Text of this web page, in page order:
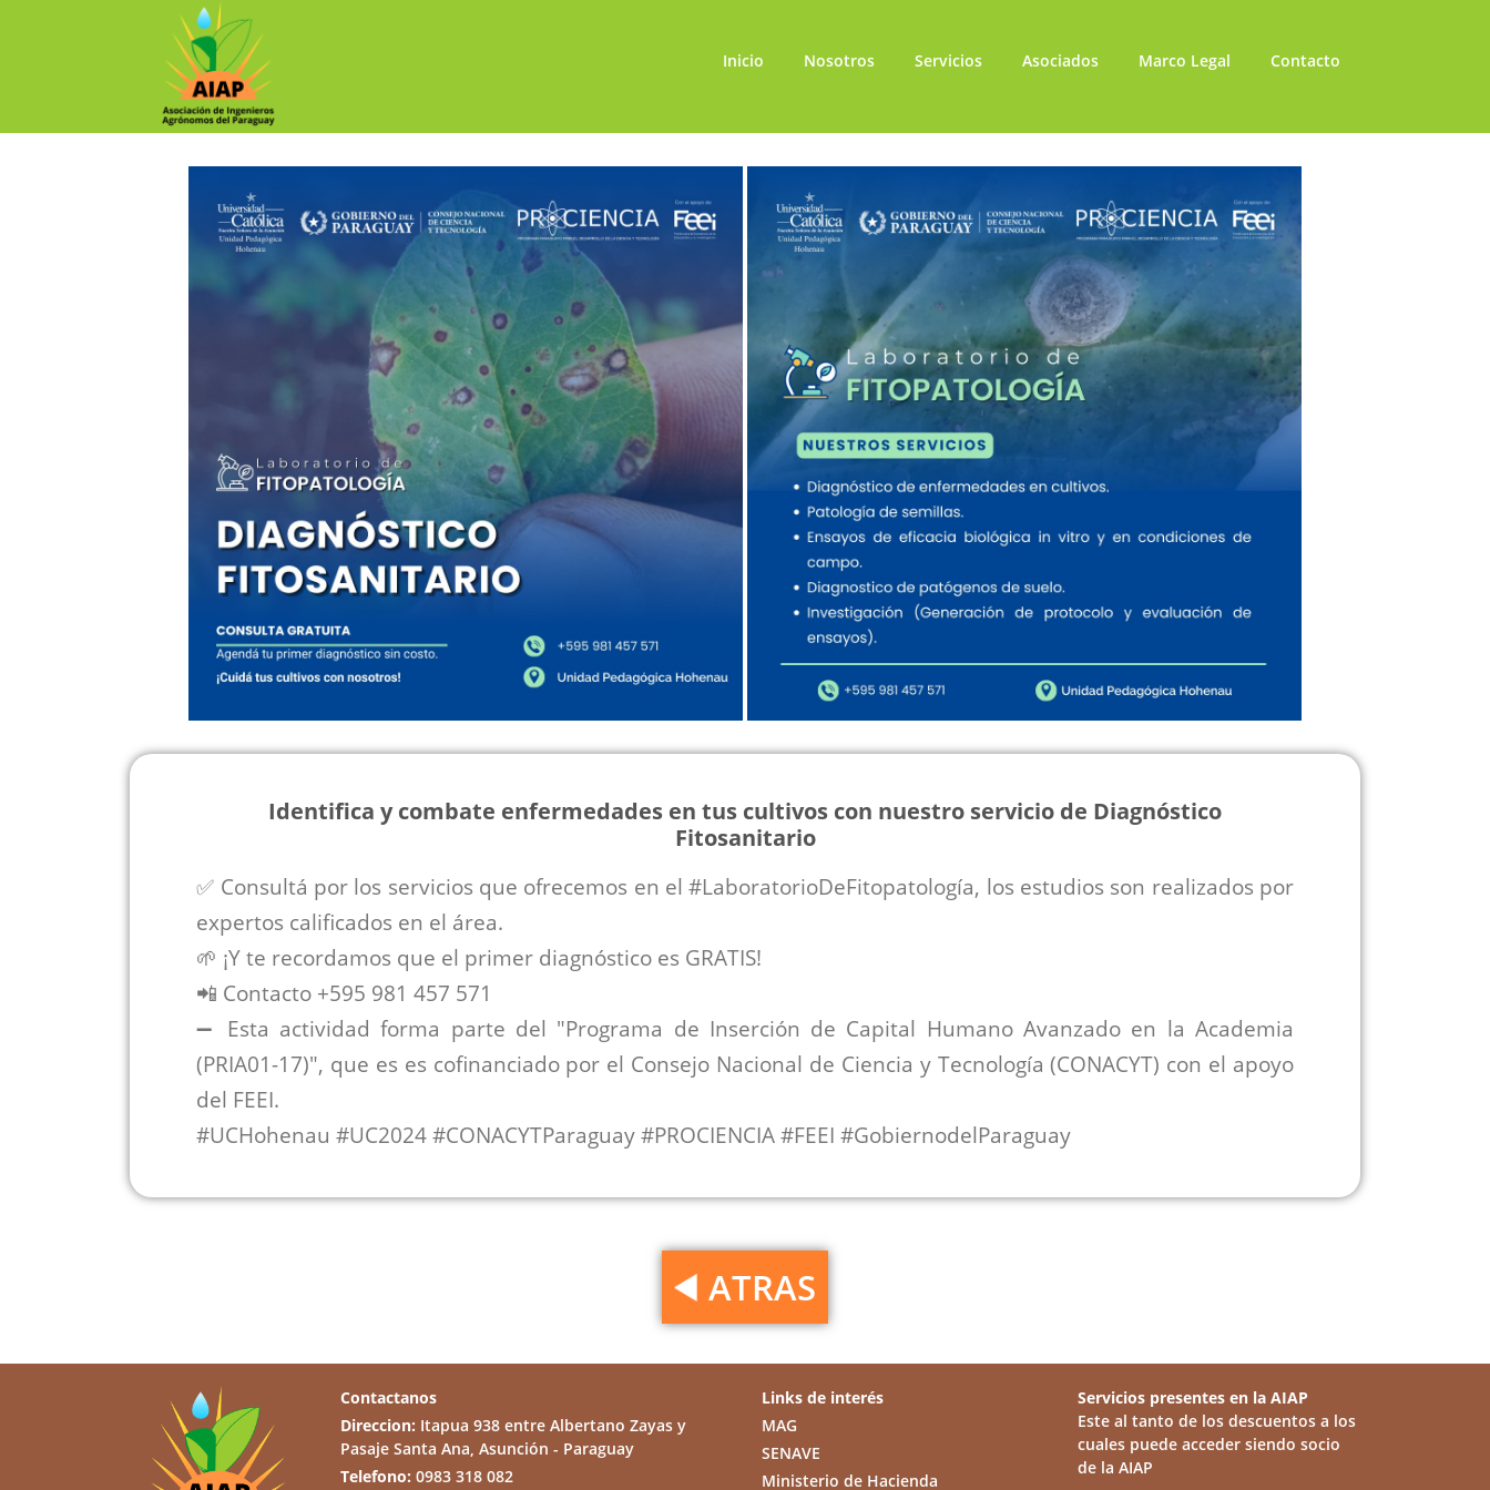
Inicio Nosotros Servicios Asociados Marco Legal Contacto
Identifica y combate enfermedades en tus cultivos con nuestro servicio de Diagnóstico
Fitosanitario
✅ Consultá por los servicios que ofrecemos en el #LaboratorioDeFitopatología, los estudios son realizados por
expertos calificados en el área.
🌱 ¡Y te recordamos que el primer diagnóstico es GRATIS!
📲 Contacto +595 981 457 571
➖ Esta actividad forma parte del "Programa de Inserción de Capital Humano Avanzado en la Academia
(PRIA01-17)", que es es cofinanciado por el Consejo Nacional de Ciencia y Tecnología (CONACYT) con el apoyo
del FEEI.
#UCHohenau #UC2024 #CONACYTParaguay #PROCIENCIA #FEEI #GobiernodelParaguay
ATRAS
Contactanos
Direccion: Itapua 938 entre Albertano Zayas y
Pasaje Santa Ana, Asunción - Paraguay
Telefono: 0983 318 082
Links de interés
MAG
SENAVE
Ministerio de Hacienda
Servicios presentes en la AIAP
Este al tanto de los descuentos a los
cuales puede acceder siendo socio
de la AIAP